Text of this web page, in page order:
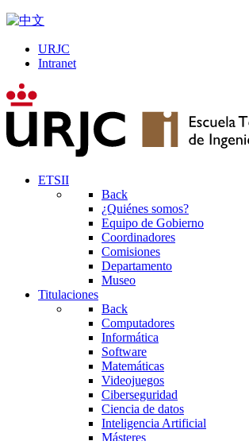
URJC
Intranet
ETSII
Back
¿Quiénes somos?
Equipo de Gobierno
Coordinadores
Comisiones
Departamento
Museo
Titulaciones
Back
Computadores
Informática
Software
Matemáticas
Videojuegos
Ciberseguridad
Ciencia de datos
Inteligencia Artificial
Másteres